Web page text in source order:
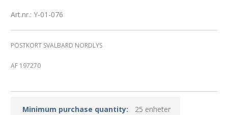
Art.nr.: Y-01-076
POSTKORT SVALBARD NORDLYS
AF 197270
Minimum purchase quantity: 25 enheter